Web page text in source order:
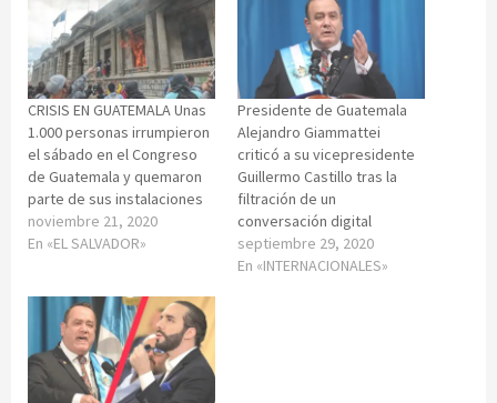
CRISIS EN GUATEMALA Unas
1.000 personas irrumpieron
el sábado en el Congreso
de Guatemala y quemaron
parte de sus instalaciones
noviembre 21, 2020
En «EL SALVADOR»
Presidente de Guatemala
Alejandro Giammattei
criticó a su vicepresidente
Guillermo Castillo tras la
filtración de un
conversación digital
septiembre 29, 2020
En «INTERNACIONALES»